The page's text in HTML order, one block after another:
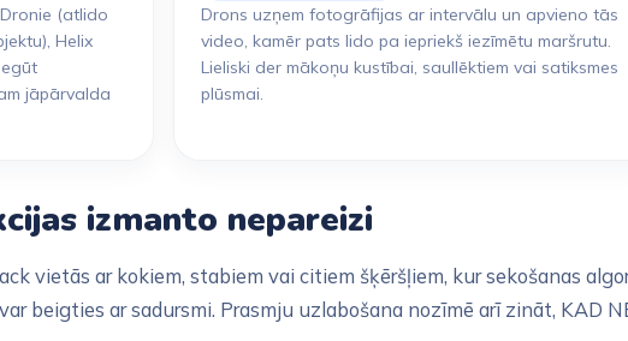
(atlido
Helix
jāpārvalda
Drons uzņem fotogrāfijas ar intervālu un apvieno tās
video, kamēr pats lido pa iepriekš iezīmētu maršrutu.
Lieliski der mākoņu kustībai, saullēktiem vai satiksmes
plūsmai.
izmanto nepareizi
vietās ar kokiem, stabiem vai citiem šķēršļiem, kur sekošanas
beigties ar sadursmi. Prasmju uzlabošana nozīmē arī zināt, KAD